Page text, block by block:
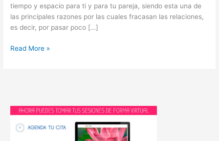
tiempo y espacio para ti y para tu pareja, siendo esta una de
las principales razones por las cuales fracasan las relaciones,
es decir, por pasar poco […]
Read More »